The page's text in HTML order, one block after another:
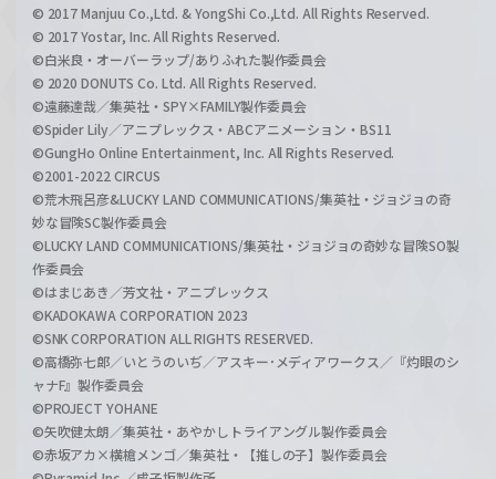
© 2017 Manjuu Co.,Ltd. & YongShi Co.,Ltd. All Rights Reserved.
© 2017 Yostar, Inc. All Rights Reserved.
©白米良・オーバーラップ/ありふれた製作委員会
© 2020 DONUTS Co. Ltd. All Rights Reserved.
©遠藤達哉／集英社・SPY×FAMILY製作委員会
©Spider Lily／アニプレックス・ABCアニメーション・BS11
©GungHo Online Entertainment, Inc. All Rights Reserved.
©2001-2022 CIRCUS
©荒木飛呂彦&LUCKY LAND COMMUNICATIONS/集英社・ジョジョの奇
妙な冒険SC製作委員会
©LUCKY LAND COMMUNICATIONS/集英社・ジョジョの奇妙な冒険SO製
作委員会
©はまじあき／芳文社・アニプレックス
©KADOKAWA CORPORATION 2023
©SNK CORPORATION ALL RIGHTS RESERVED.
©高橋弥七郎／いとうのいぢ／アスキー･メディアワークス／『灼眼のシ
ャナF』製作委員会
©PROJECT YOHANE
©矢吹健太朗／集英社・あやかしトライアングル製作委員会
©赤坂アカ×横槍メンゴ／集英社・【推しの子】製作委員会